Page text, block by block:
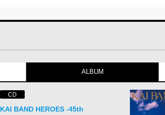
ALBUM
CD
KAI BAND HEROES -45th